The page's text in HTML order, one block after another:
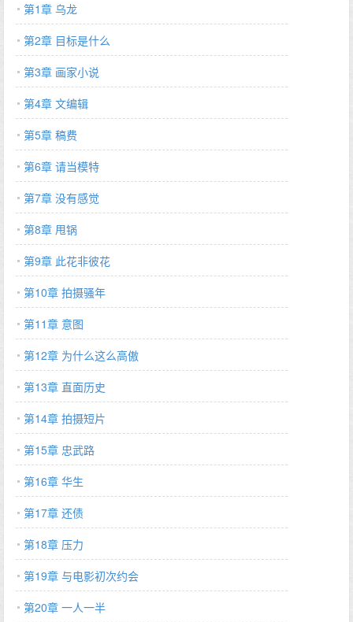
第1章 乌龙
第2章 目标是什么
第3章 画家小说
第4章 文编辑
第5章 稿费
第6章 请当模特
第7章 没有感觉
第8章 甩锅
第9章 此花非彼花
第10章 拍摄骚年
第11章 意图
第12章 为什么这么高傲
第13章 直面历史
第14章 拍摄短片
第15章 忠武路
第16章 华生
第17章 还债
第18章 压力
第19章 与电影初次约会
第20章 一人一半